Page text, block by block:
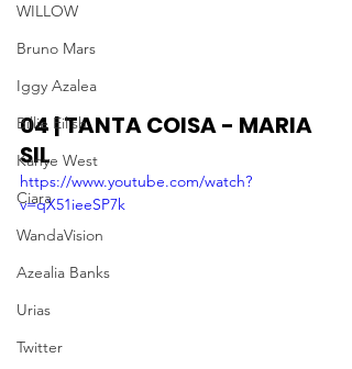
WILLOW
Bruno Mars
Iggy Azalea
Billie Eilish
Kanye West
Ciara
WandaVision
Azealia Banks
Urias
Twitter
04 | TANTA COISA - MARIA
SIL
https://www.youtube.com/watch?
v=qX51ieeSP7k